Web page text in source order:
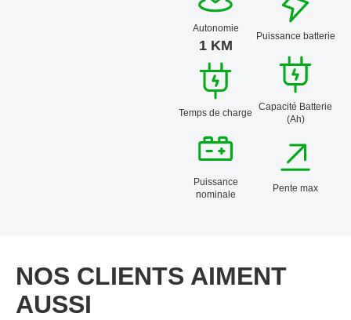
Autonomie
1 KM
Puissance batterie
Temps de charge
Capacité Batterie
(Ah)
Puissance
nominale
Pente max
NOS CLIENTS AIMENT
AUSSI